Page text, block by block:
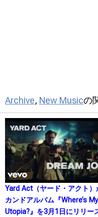
Archive, New Musicの
Yard Act（ヤード・アクト）
カンドアルバム『Where’s My
Utopia?』を3月1日にリリー